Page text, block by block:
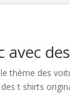
avec
thème des
t shirts